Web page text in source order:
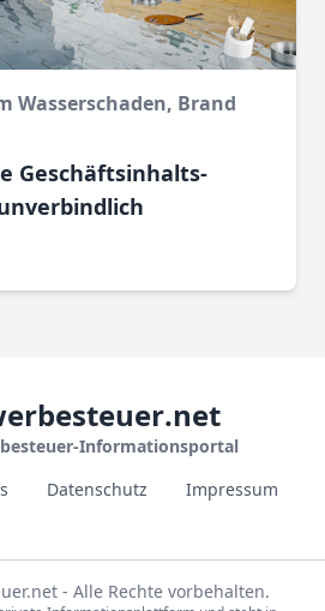
Wasser­schaden, Brand
Geschäftsinhalts­
.net
Informationsportal
Datenschutz Impressum
- Alle Rechte vorbehalten.